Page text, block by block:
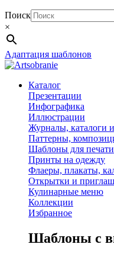
Поиск
×
Адаптация шаблонов
Каталог
Презентации
Инфографика
Иллюстрации
Журналы, каталоги
Паттерны,
Шаблоны для печати
Принты на одежду
Флаеры, плакаты,
Открытки и
Кулинарные меню
Коллекции
Избранное
Шаблоны с